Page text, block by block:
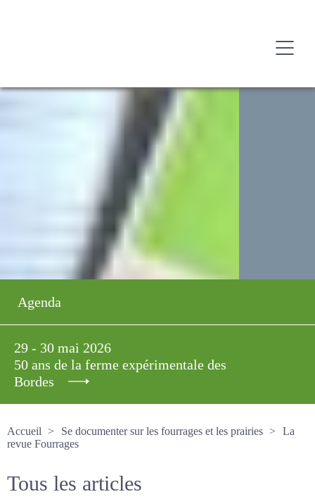
Agenda
29 - 30 mai 2026
50 ans de la ferme expérimentale des
Bordes
Accueil
Se documenter sur les fourrages et les prairies
La revue Fourrages
Tous les articles